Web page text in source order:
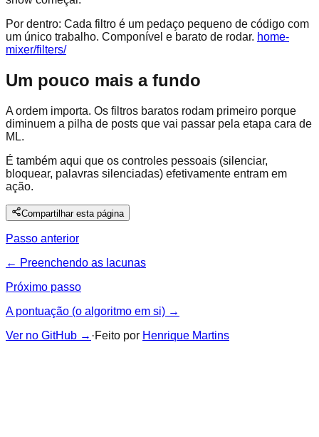
Por dentro: Cada filtro é um pedaço pequeno de código com
um único trabalho. Componível e barato de rodar. home-
mixer/filters/
Um pouco mais a fundo
A ordem importa. Os filtros baratos rodam primeiro porque
diminuem a pilha de posts que vai passar pela etapa cara de
ML.
É também aqui que os controles pessoais (silenciar,
bloquear, palavras silenciadas) efetivamente entram em
ação.
Compartilhar esta página
Passo anterior
← Preenchendo as lacunas
Próximo passo
A pontuação (o algoritmo em si) →
Ver no GitHub → ·Feito por Henrique Martins